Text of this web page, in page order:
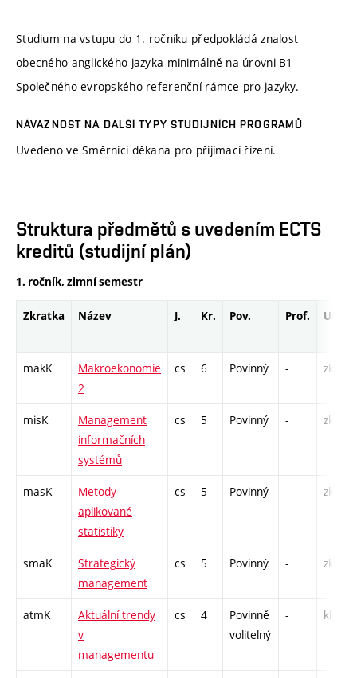
Studium na vstupu do 1. ročníku předpokládá znalost
obecného anglického jazyka minimálně na úrovni B1
Společného evropského referenční rámce pro jazyky.
NÁVAZNOST NA DALŠÍ TYPY STUDIJNÍCH PROGRAMŮ
Uvedeno ve Směrnici děkana pro přijímací řízení.
Struktura předmětů s uvedením ECTS
kreditů (studijní plán)
1. ročník, zimní semestr
Zkratka Název J. Kr. Pov. Prof. Uk.
makK
Makroekonomie
2
cs 6 Povinný - zk
misK
Management
informačních
systémů
cs 5 Povinný - zk
masK
Metody
aplikované
statistiky
cs 5 Povinný - zk
smaK
Strategický
management
cs 5 Povinný - zk
atmK
Aktuální trendy
v
managementu
cs 4
Povinně
volitelný
- kl